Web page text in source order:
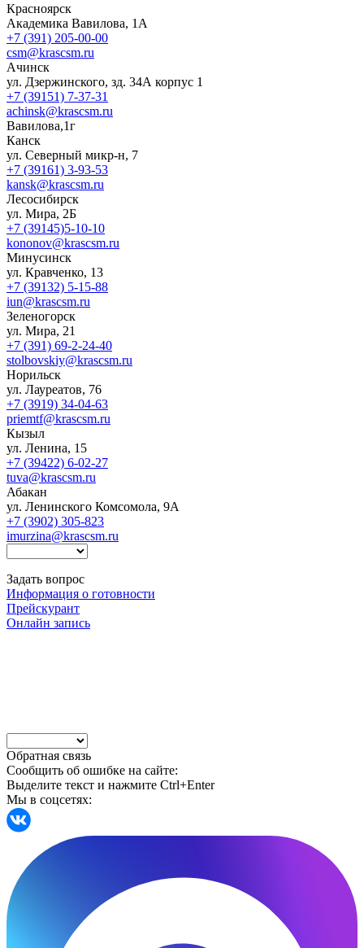
Красноярск
Академика Вавилова, 1А
+7 (391) 205-00-00
csm@krascsm.ru
Ачинск
ул. Дзержинского, зд. 34А корпус 1
+7 (39151) 7-37-31
achinsk@krascsm.ru
Вавилова,1г
Канск
ул. Северный микр-н, 7
+7 (39161) 3-93-53
kansk@krascsm.ru
Лесосибирск
ул. Мира, 2Б
+7 (39145)5-10-10
kononov@krascsm.ru
Минусинск
ул. Кравченко, 13
+7 (39132) 5-15-88
iun@krascsm.ru
Зеленогорск
ул. Мира, 21
+7 (391) 69-2-24-40
stolbovskiy@krascsm.ru
Норильск
ул. Лауреатов, 76
+7 (3919) 34-04-63
priemtf@krascsm.ru
Кызыл
ул. Ленина, 15
+7 (39422) 6-02-27
tuva@krascsm.ru
Абакан
ул. Ленинского Комсомола, 9А
+7 (3902) 305-823
imurzina@krascsm.ru
Задать вопрос
Информация о готовности
Прейскурант
Онлайн запись
Обратная связь
Сообщить об ошибке на сайте:
Выделите текст и нажмите Ctrl+Enter
Мы в соцсетях: